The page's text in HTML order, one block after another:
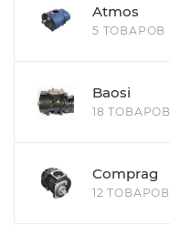
Atmos
5 ТОВАРОВ
Baosi
18 ТОВАРОВ
Comprag
12 ТОВАРОВ